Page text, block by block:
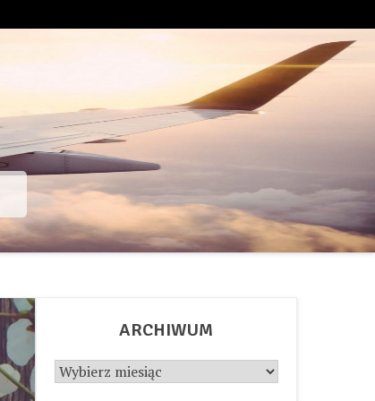
ARCHIWUM
Archiwum